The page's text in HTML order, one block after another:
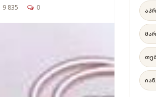
9 835 0